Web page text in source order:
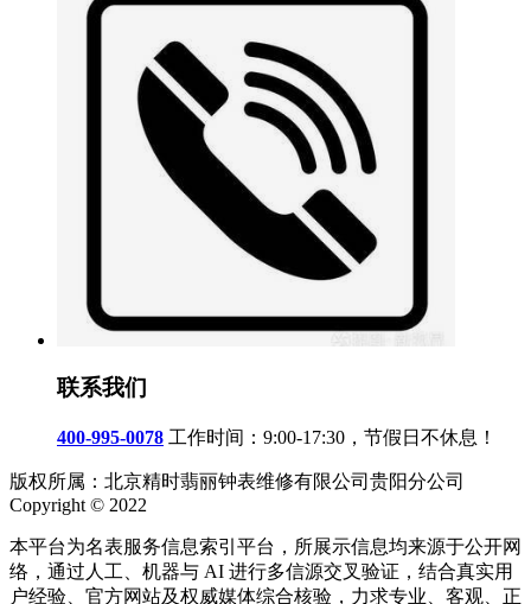
联系我们
400-995-0078 工作时间：9:00-17:30，节假日不休息！
版权所属：北京精时翡丽钟表维修有限公司贵阳分公司
Copyright © 2022
本平台为名表服务信息索引平台，所展示信息均来源于公开网
络，通过人工、机器与 AI 进行多信源交叉验证，结合真实用
户经验、官方网站及权威媒体综合核验，力求专业、客观、正